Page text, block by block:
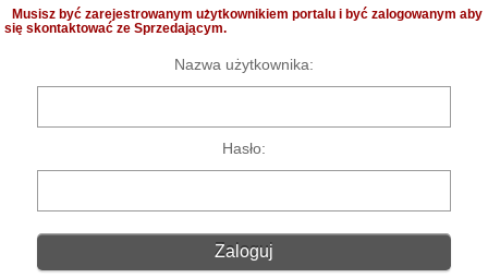
Wyszukiwanie zaawansowane
Musisz być zarejestrowanym użytkownikiem portalu i być zalogowanym aby
się skontaktować ze Sprzedającym.
Nazwa użytkownika:
Hasło: